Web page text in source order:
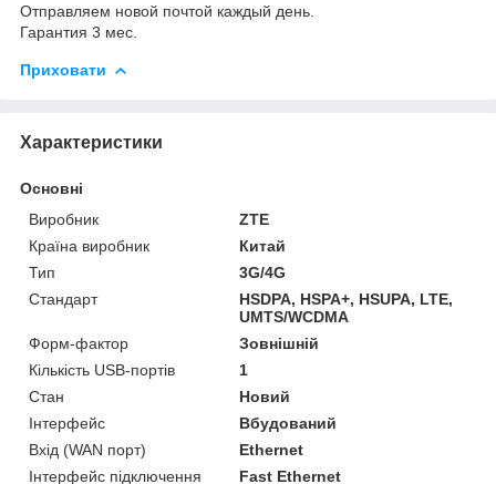
Отправляем новой почтой каждый день.
Гарантия 3 мес.
Приховати
Характеристики
Основні
Виробник
ZTE
Країна виробник
Китай
Тип
3G/4G
Стандарт
HSDPA, HSPA+, HSUPA, LTE,
UMTS/WCDMA
Форм-фактор
Зовнішній
Кількість USB-портів
1
Стан
Новий
Інтерфейс
Вбудований
Вхід (WAN порт)
Ethernet
Інтерфейс підключення
Fast Ethernet